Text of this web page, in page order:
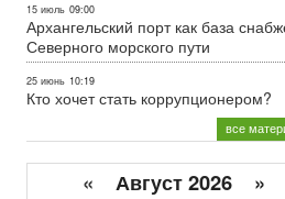
15 июль 09:00
Архангельский порт как база
Северного морского пути
25 июнь 10:19
Кто хочет стать коррупционером?
все
« Август 2026 »